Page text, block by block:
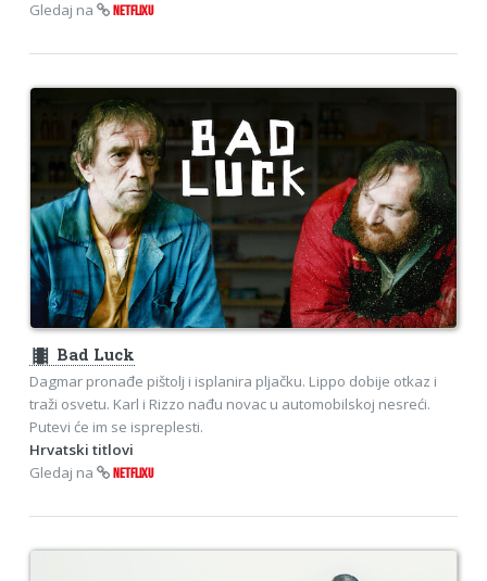
Gledaj na
NETFLIXU
theaters Bad Luck
Dagmar pronađe pištolj i isplanira pljačku. Lippo dobije otkaz i
traži osvetu. Karl i Rizzo nađu novac u automobilskoj nesreći.
Putevi će im se ispreplesti.
Hrvatski titlovi
Gledaj na
NETFLIXU